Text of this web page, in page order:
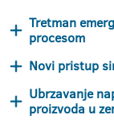
Tretman
procesom
Novi pristup
Ubrzavanje
proizvoda u